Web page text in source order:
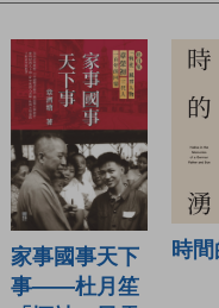
家事國事天下
事——杜月笙
時